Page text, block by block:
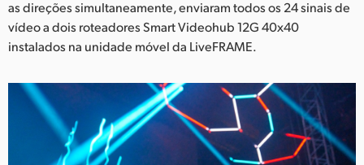
as direções simultaneamente, enviaram todos os 24 sinais de
vídeo a dois roteadores Smart Videohub 12G 40x40
instalados na unidade móvel da LiveFRAME.